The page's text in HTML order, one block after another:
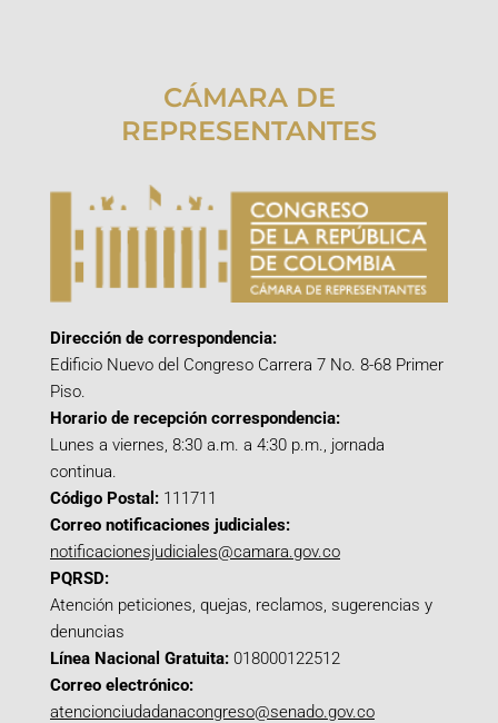
CÁMARA DE
REPRESENTANTES
Dirección de correspondencia:
Edificio Nuevo del Congreso Carrera 7 No. 8-68 Primer
Piso.
Horario de recepción correspondencia:
Lunes a viernes, 8:30 a.m. a 4:30 p.m., jornada
continua.
Código Postal: 111711
Correo notificaciones judiciales:
notificacionesjudiciales@camara.gov.co
PQRSD:
Atención peticiones, quejas, reclamos, sugerencias y
denuncias
Línea Nacional Gratuita: 018000122512
Correo electrónico:
atencionciudadanacongreso@senado.gov.co